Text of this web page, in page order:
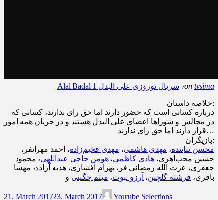
Alal Badal 1 سریال نوروزی علی البدل von tvsima
خلاصه داستان:
درباره کسانی است که حضور دارند اما حق رای ندارند، کسانی که
در مجالس و شوراها اعضای علی البدل هستند و در جریان همه امور
قرار دارند اما حق رای ندارند…
بازیگران:
محسن تنابنده، مهدی هاشمی، مهدی فخیم‌زاده، احمد مهرانفر،
حسین محب‌اهری، هادی کاظمی، هومن حاجی عبداللهی، محمود
جعفری، عزت الله رمضانی فر، بهرام افشاری، هدیه آزاده، مهسا
باقری، فرشته گلچین، آرزو نبوت، میثم چگینی و
21. March 201723. March 2017 Youtube Selections